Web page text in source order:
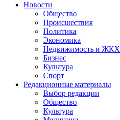
Новости
Общество
Происшествия
Политика
Экономика
Недвижимость и ЖКХ
Бизнес
Культура
Спорт
Редакционные материалы
Выбор редакции
Общество
Культура